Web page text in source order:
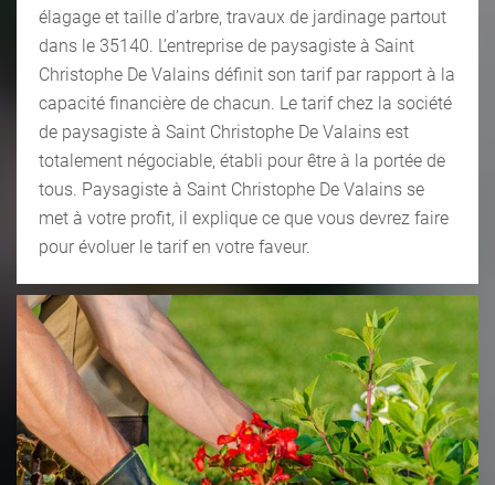
élagage et taille d’arbre, travaux de jardinage partout
dans le 35140. L’entreprise de paysagiste à Saint
Christophe De Valains définit son tarif par rapport à la
capacité financière de chacun. Le tarif chez la société
de paysagiste à Saint Christophe De Valains est
totalement négociable, établi pour être à la portée de
tous. Paysagiste à Saint Christophe De Valains se
met à votre profit, il explique ce que vous devrez faire
pour évoluer le tarif en votre faveur.